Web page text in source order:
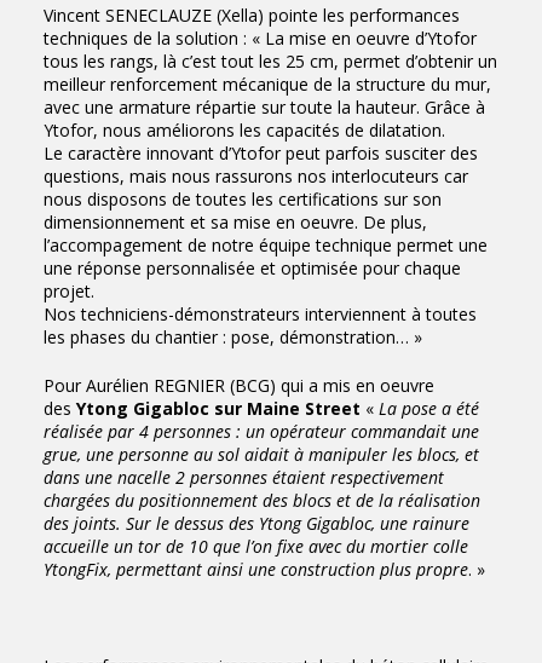
Vincent SENECLAUZE (Xella) pointe les performances
techniques de la solution : « La mise en oeuvre d’Ytofor
tous les rangs, là c’est tout les 25 cm, permet d’obtenir un
meilleur renforcement mécanique de la structure du mur,
avec une armature répartie sur toute la hauteur. Grâce à
Ytofor, nous améliorons les capacités de dilatation.
Le caractère innovant d’Ytofor peut parfois susciter des
questions, mais nous rassurons nos interlocuteurs car
nous disposons de toutes les certifications sur son
dimensionnement et sa mise en oeuvre. De plus,
l’accompagement de notre équipe technique permet une
une réponse personnalisée et optimisée pour chaque
projet.
Nos techniciens-démonstrateurs interviennent à toutes
les phases du chantier : pose, démonstration… »
Pour Aurélien REGNIER (BCG) qui a mis en oeuvre
des Ytong Gigabloc sur Maine Street « La pose a été
réalisée par 4 personnes : un opérateur commandait une
grue, une personne au sol aidait à manipuler les blocs, et
dans une nacelle 2 personnes étaient respectivement
chargées du positionnement des blocs et de la réalisation
des joints. Sur le dessus des Ytong Gigabloc, une rainure
accueille un tor de 10 que l’on fixe avec du mortier colle
YtongFix, permettant ainsi une construction plus propre. »